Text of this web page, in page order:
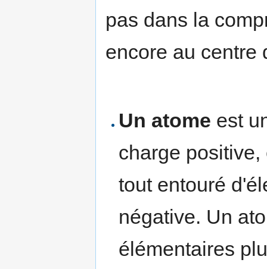
pas dans la
encore au centre
Un atome est
charge
tout entouré
négative. Un
élémentaires